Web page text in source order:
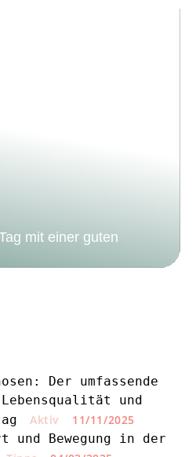
mit einer guten
Der umfassende
und
Aktiv
11/11/2025
und Bewegung in der